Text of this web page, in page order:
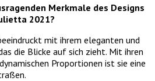
Merkmale des Designs
2021?
mit ihrem eleganten und
die Blicke auf sich zieht. Mit ihren
Proportionen ist sie eine